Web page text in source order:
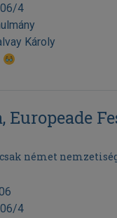
4
Károly
Europeade
német
4